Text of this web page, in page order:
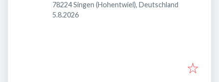
78224 Singen (Hohentwiel), Deutschland
Veröffentlicht
5.8.2026